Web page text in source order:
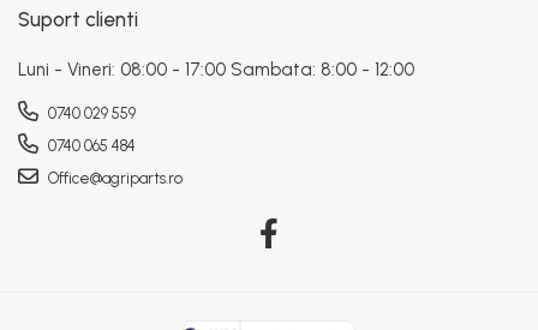
Suport clienti
Luni - Vineri: 08:00 - 17:00 Sambata: 8:00 - 12:00
0740 029 559
0740 065 484
Office@agriparts.ro